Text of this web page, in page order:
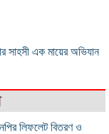
সাহসী এক মায়ের অভিযান
লিফলেট বিতরণ ও